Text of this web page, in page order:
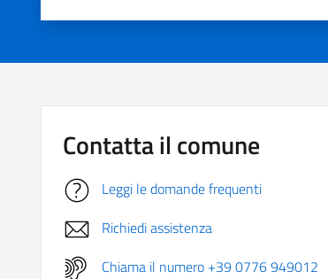
Contatta il comune
Leggi le domande frequenti
Richiedi assistenza
Chiama il numero +39 0776 949012